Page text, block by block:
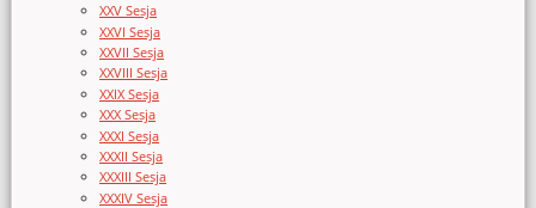
XXV Sesja
XXVI Sesja
XXVII Sesja
XXVIII Sesja
XXIX Sesja
XXX Sesja
XXXI Sesja
XXXII Sesja
XXXIII Sesja
XXXIV Sesja